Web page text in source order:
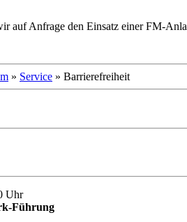
auf Anfrage den Einsatz einer FM-
» Service » Barrierefreiheit
Uhr
Führung